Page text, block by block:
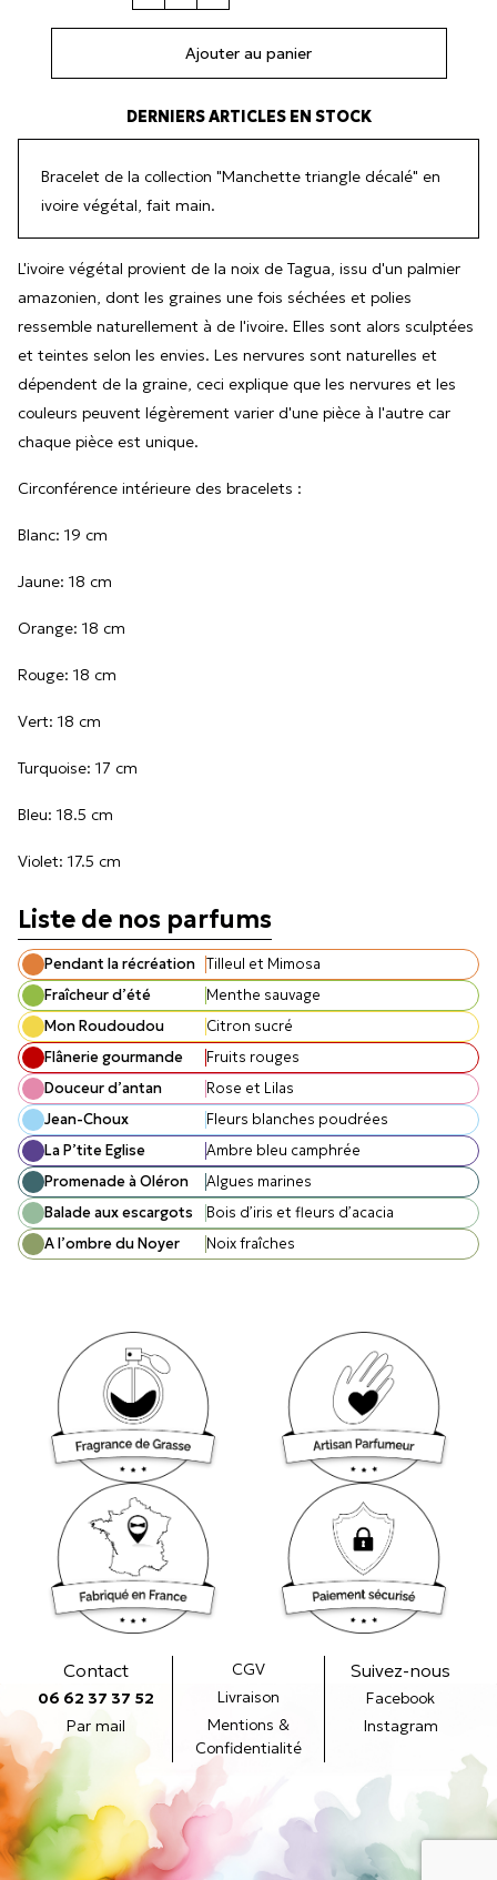
Bracelet de la collection "Manchette triangle décalé" en
ivoire végétal, fait main.
L'ivoire végétal provient de la noix de Tagua, issu d'un palmier
amazonien, dont les graines une fois séchées et polies
ressemble naturellement à de l'ivoire. Elles sont alors sculptées
et teintes selon les envies. Les nervures sont naturelles et
dépendent de la graine, ceci explique que les nervures et les
couleurs peuvent légèrement varier d'une pièce à l'autre car
chaque pièce est unique.
Circonférence intérieure des bracelets :
Blanc: 19 cm
Jaune: 18 cm
Orange: 18 cm
Rouge: 18 cm
Vert: 18 cm
Turquoise: 17 cm
Bleu: 18.5 cm
Violet: 17.5 cm
Liste de nos parfums
Pendant la récréation Tilleul et Mimosa
Fraîcheur d’été
Menthe sauvage
Mon Roudoudou
Citron sucré
Flânerie gourmande
Fruits rouges
Douceur d’antan
Rose et Lilas
Jean-Choux
Fleurs blanches poudrées
La P’tite Eglise
Ambre bleu camphrée
Promenade à Oléron
Algues marines
Balade aux escargots
Bois d’iris et fleurs d’acacia
A l’ombre du Noyer
Noix fraîches
Ajouter au panier
DERNIERS ARTICLES EN STOCK
Contact
06 62 37 37 52
Par mail
CGV
Livraison
Mentions &
Confidentialité
Suivez-nous
Facebook
Instagram